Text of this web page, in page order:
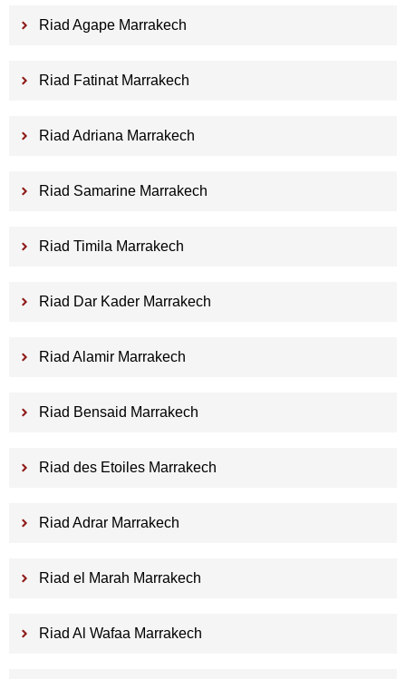
Riad Agape Marrakech
Riad Fatinat Marrakech
Riad Adriana Marrakech
Riad Samarine Marrakech
Riad Timila Marrakech
Riad Dar Kader Marrakech
Riad Alamir Marrakech
Riad Bensaid Marrakech
Riad des Etoiles Marrakech
Riad Adrar Marrakech
Riad el Marah Marrakech
Riad Al Wafaa Marrakech